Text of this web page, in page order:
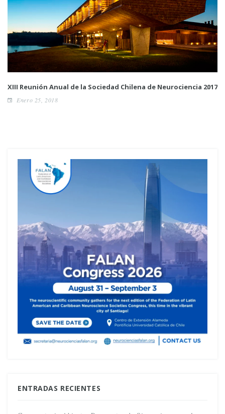
XIII Reunión Anual de la Sociedad Chilena de Neurociencia 2017
Enero 25, 2018
ENTRADAS RECIENTES